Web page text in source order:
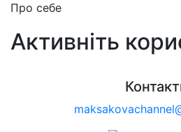
Про себе
Активніть